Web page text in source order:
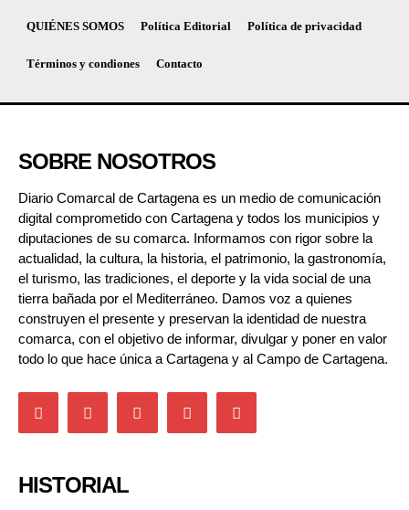
QUIÉNES SOMOS Política Editorial Política de privacidad
Términos y condiones Contacto
SOBRE NOSOTROS
Diario Comarcal de Cartagena es un medio de comunicación
digital comprometido con Cartagena y todos los municipios y
diputaciones de su comarca. Informamos con rigor sobre la
actualidad, la cultura, la historia, el patrimonio, la gastronomía,
el turismo, las tradiciones, el deporte y la vida social de una
tierra bañada por el Mediterráneo. Damos voz a quienes
construyen el presente y preservan la identidad de nuestra
comarca, con el objetivo de informar, divulgar y poner en valor
todo lo que hace única a Cartagena y al Campo de Cartagena.
HISTORIAL